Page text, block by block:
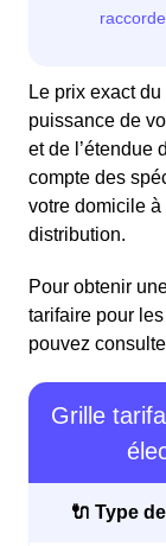
Le prix exact
puissance de
et de l’étendue
compte des
votre domicile
distribution.
Pour obtenir
tarifaire pour
pouvez
Grille
🔌 Type